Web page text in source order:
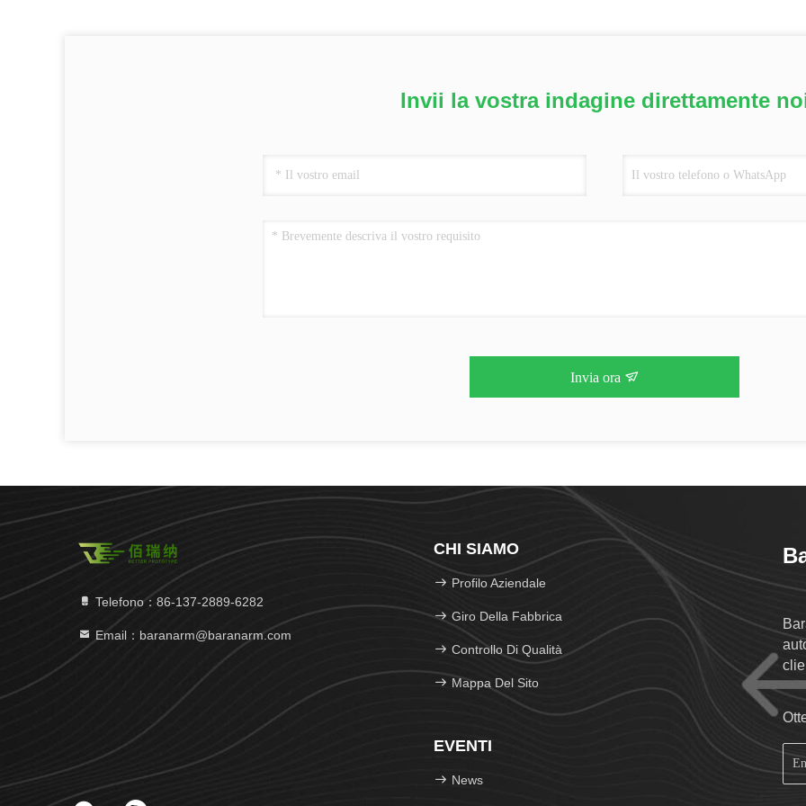
Invii la vostra indagine direttamente
Invia ora
Telefono：86-137-2889-6282
Email：baranarm@baranarm.com
CHI SIAMO
Profilo Aziendale
Giro Della Fabbrica
Controllo Di Qualità
Mappa Del Sito
EVENTI
News